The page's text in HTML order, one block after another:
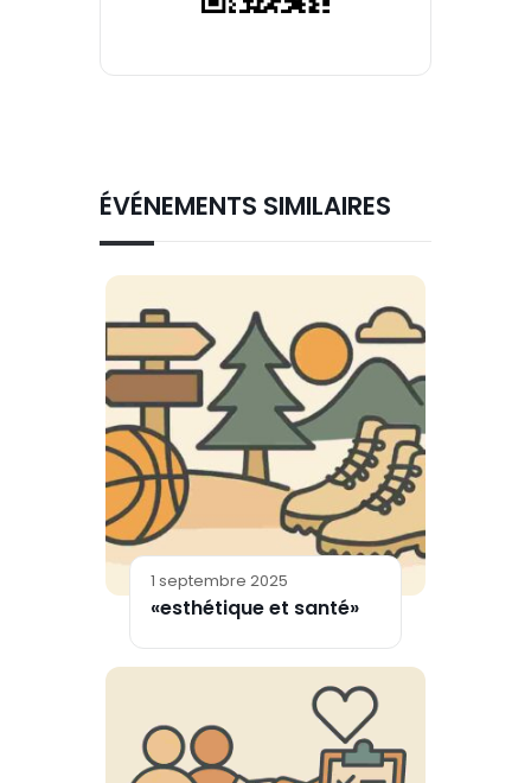
ÉVÉNEMENTS SIMILAIRES
1 septembre 2025
«esthétique et santé»